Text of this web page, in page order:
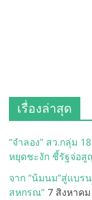
เรื่องล่าสุด
“จำลอง” สว.กลุ่ม
หยุดชะงัก ชี้รัฐจ่อ
จาก “น้มนม”สู่แบร
สหกรณ” 7 สิงหาค